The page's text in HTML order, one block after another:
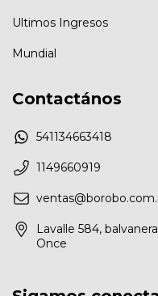
Ultimos Ingresos
Mundial
Contactános
541134663418
1149660919
Lavalle 584,
Once